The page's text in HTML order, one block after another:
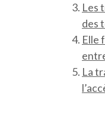
Les
des
Elle
La